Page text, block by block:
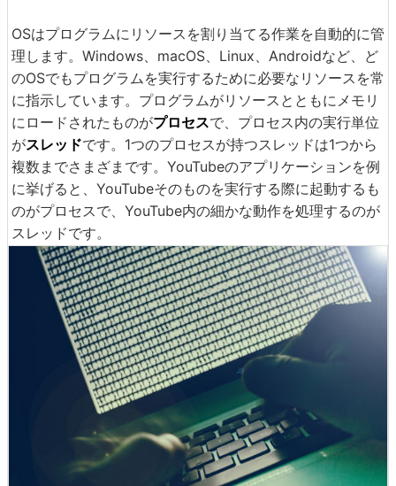
OSはプログラムにリソースを割り当てる作業を自動的に管
理します。Windows、macOS、Linux、Androidなど、ど
のOSでもプログラムを実行するために必要なリソースを常
に指示しています。プログラムがリソースとともにメモリ
にロードされたものがプロセスで、プロセス内の実行単位
がスレッドです。1つのプロセスが持つスレッドは1つから
複数までさまざまです。YouTubeのアプリケーションを例
に挙げると、YouTubeそのものを実行する際に起動するも
のがプロセスで、YouTube内の細かな動作を処理するのが
スレッドです。